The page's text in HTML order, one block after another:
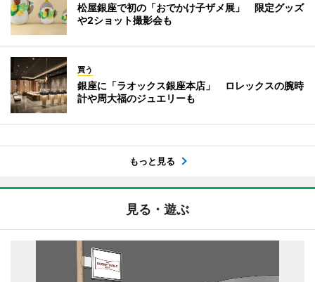
松屋銀座で初の「おでかけ子ザメ展」 限定グッズ
や2ショット撮影会も
買う
銀座に「ラオックス銀座本店」 ロレックスの腕時
計や周大福のジュエリーも
もっと見る
見る・遊ぶ